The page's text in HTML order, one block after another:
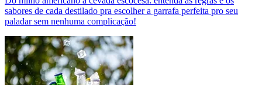
sabores de cada destilado pra escolher a garrafa perfeita pro seu
paladar sem nenhuma complicação!